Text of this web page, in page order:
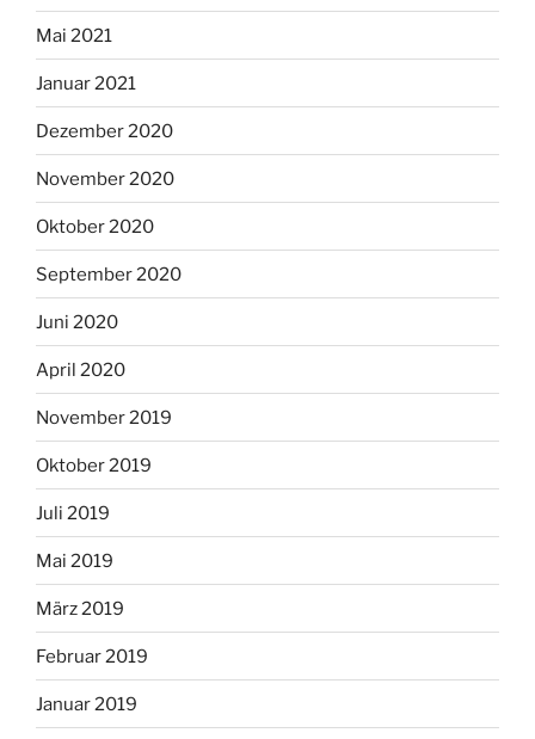
Mai 2021
Januar 2021
Dezember 2020
November 2020
Oktober 2020
September 2020
Juni 2020
April 2020
November 2019
Oktober 2019
Juli 2019
Mai 2019
März 2019
Februar 2019
Januar 2019